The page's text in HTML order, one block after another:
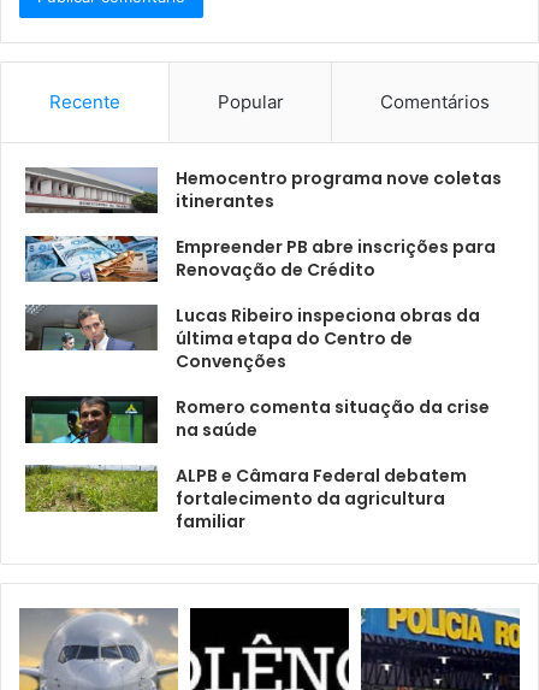
Recente Popular Comentários
Hemocentro programa nove coletas
itinerantes
Empreender PB abre inscrições para
Renovação de Crédito
Lucas Ribeiro inspeciona obras da
última etapa do Centro de
Convenções
Romero comenta situação da crise
na saúde
ALPB e Câmara Federal debatem
fortalecimento da agricultura
familiar